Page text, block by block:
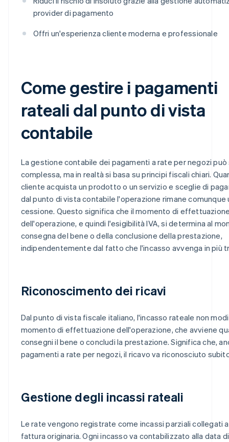
provider di pagamento
Offri un'esperienza cliente moderna e professionale
Come gestire i pagamenti
rateali dal punto di vista
contabile
La gestione contabile dei pagamenti a rate per negozi
complessa, ma in realtà si basa su principi fiscali chiari.
cliente acquista un prodotto o un servizio e sceglie di
dal punto di vista contabile l'operazione rimane comunque
cessione. Questo significa che il momento di
dell'operazione, e quindi l'esigibilità IVA, si determina al
consegna del bene o della conclusione della prestazione,
indipendentemente dal fatto che l'incasso avvenga in più
Riconoscimento dei ricavi
Dal punto di vista fiscale italiano, l'incasso rateale non
momento di effettuazione dell'operazione, che avviene
consegni il bene o concludi la prestazione. Significa che,
pagamenti a rate per negozi, il ricavo va riconosciuto
Gestione degli incassi rateali
Le rate vengono registrate come incassi parziali collegati
fattura originaria. Ogni incasso va contabilizzato alla data